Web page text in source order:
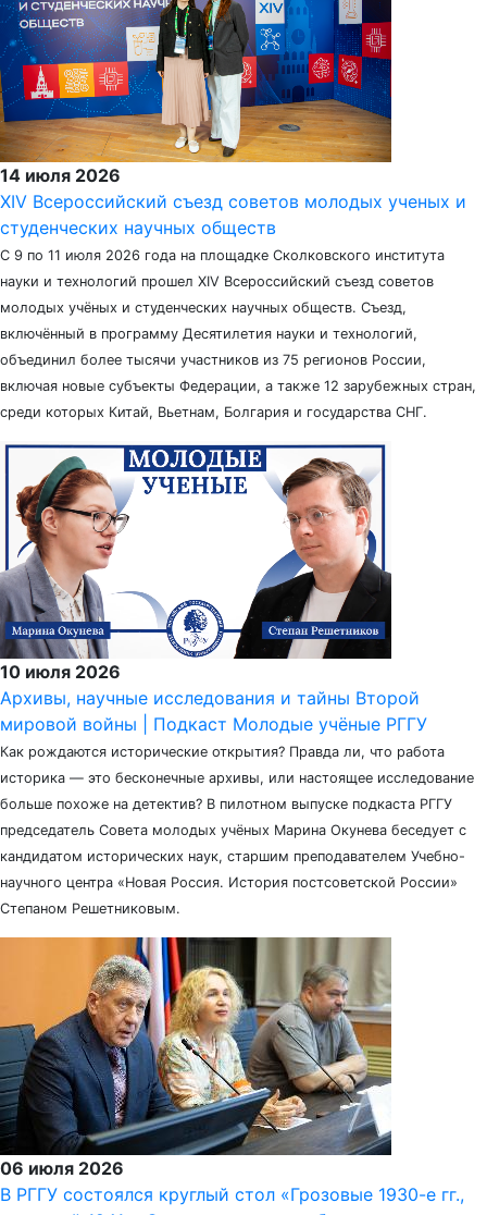
14 июля 2026
XIV Всероссийский съезд советов молодых ученых и
студенческих научных обществ
С 9 по 11 июля 2026 года на площадке Сколковского института
науки и технологий прошел XIV Всероссийский съезд советов
молодых учёных и студенческих научных обществ. Съезд,
включённый в программу Десятилетия науки и технологий,
объединил более тысячи участников из 75 регионов России,
включая новые субъекты Федерации, а также 12 зарубежных стран,
среди которых Китай, Вьетнам, Болгария и государства СНГ.
10 июля 2026
Архивы, научные исследования и тайны Второй
мировой войны | Подкаст Молодые учёные РГГУ
Как рождаются исторические открытия? Правда ли, что работа
историка — это бесконечные архивы, или настоящее исследование
больше похоже на детектив? В пилотном выпуске подкаста РГГУ
председатель Совета молодых учёных Марина Окунева беседует с
кандидатом исторических наук, старшим преподавателем Учебно-
научного центра «Новая Россия. История постсоветской России»
Степаном Решетниковым.
06 июля 2026
В РГГУ состоялся круглый стол «Грозовые 1930-е гг.,